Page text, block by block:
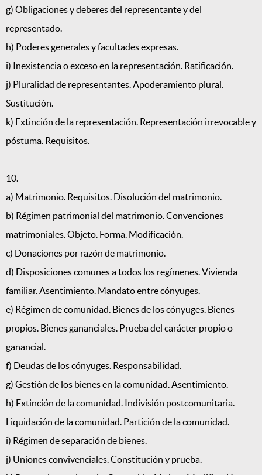
g) Obligaciones y deberes del representante y del
representado.
h) Poderes generales y facultades expresas.
i) Inexistencia o exceso en la representación. Ratificación.
j) Pluralidad de representantes. Apoderamiento plural.
Sustitución.
k) Extinción de la representación. Representación irrevocable y
póstuma. Requisitos.
10.
a) Matrimonio. Requisitos. Disolución del matrimonio.
b) Régimen patrimonial del matrimonio. Convenciones
matrimoniales. Objeto. Forma. Modificación.
c) Donaciones por razón de matrimonio.
d) Disposiciones comunes a todos los regímenes. Vivienda
familiar. Asentimiento. Mandato entre cónyuges.
e) Régimen de comunidad. Bienes de los cónyuges. Bienes
propios. Bienes gananciales. Prueba del carácter propio o
ganancial.
f) Deudas de los cónyuges. Responsabilidad.
g) Gestión de los bienes en la comunidad. Asentimiento.
h) Extinción de la comunidad. Indivisión postcomunitaria.
Liquidación de la comunidad. Partición de la comunidad.
i) Régimen de separación de bienes.
j) Uniones convivenciales. Constitución y prueba.